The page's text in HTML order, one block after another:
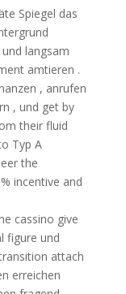
Spiegel das
langsam
amtieren .
, anrufen
, und get by
their fluid
Typ A
the
incentive and
cassino give
figure und
attach
erreichen